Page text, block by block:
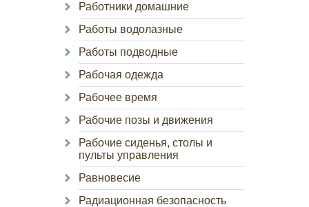
Работники домашние
Работы водолазные
Работы подводные
Рабочая одежда
Рабочее время
Рабочие позы и движения
Рабочие сиденья, столы и
пульты управления
Равновесие
Радиационная безопасность